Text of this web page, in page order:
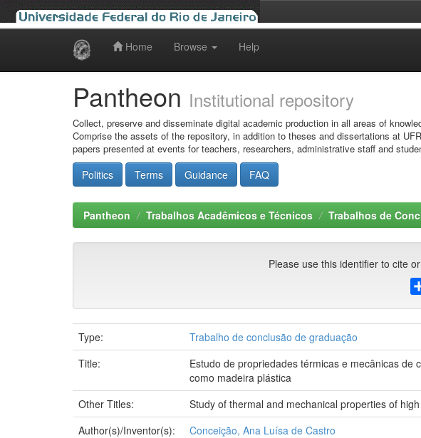
Home Browse Help
Pantheon Institutional repository
Collect, preserve and disseminate digital academic production in all areas of
Comprise the assets of the repository, in addition to theses and dissertations at
papers presented at events for teachers, researchers, administrative staff and
Politics Terms Guidance FAQ
Pantheon Trabalhos Acadêmicos e Técnicos Trabalhos de
Please use this identifier to cite
Type:
Trabalho de conclusão de graduação
Title:
Estudo de propriedades térmicas e mecânicas
como madeira plástica
Other Titles:
Study of thermal and mechanical properties of
Author(s)/Inventor(s):
Conceição, Ana Luísa de Castro